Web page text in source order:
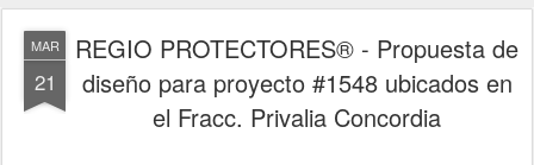
MAR
21
REGIO PROTECTORES® - Propuesta de
diseño para proyecto #1548 ubicados en
el Fracc. Privalia Concordia